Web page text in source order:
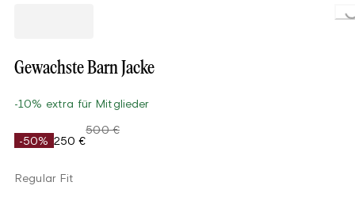
Gewachste Barn Jacke
-10% extra für Mitglieder
-50% 250 €
500 €
Regular Fit